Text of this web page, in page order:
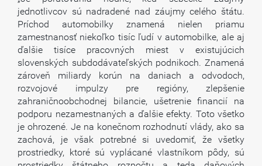
jednotlivcov sú nadradené nad záujmy celého štátu.
Príchod automobilky znamená nielen priamu
zamestnanosť niekoľko tisíc ľudí v automobilke, ale aj
ďalšie tisíce pracovných miest v existujúcich
slovenských subdodávateľských podnikoch. Znamená
zároveň miliardy korún na daniach a odvodoch,
rozvojové impulzy pre regióny, zlepšenie
zahraničnoobchodnej bilancie, ušetrenie financií na
podporu nezamestnaných a ďalšie efekty. Toto všetko
je ohrozené. Je na konečnom rozhodnutí vlády, ako sa
zachová, je však potrebné si uvedomiť, že všetky
prostriedky, ktoré sú vyplácané vlastníkom pôdy, sú